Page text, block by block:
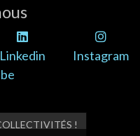
Linkedin
Instagram
!